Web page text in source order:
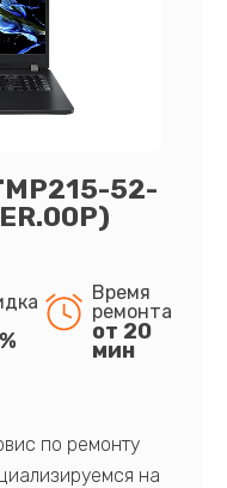
52-
Время
ремонта
от 20
мин
по ремонту
на